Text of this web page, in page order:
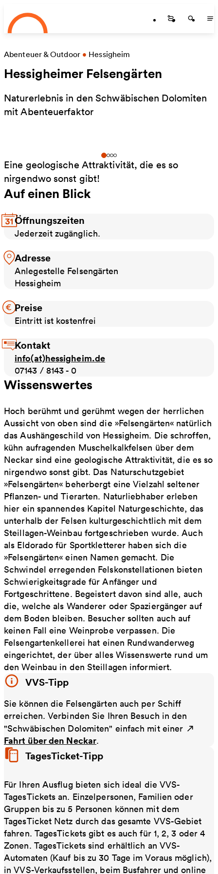
Zum Hauptinhalt springen
Startseite
Abenteuer & Outdoor • Hessigheim
Hessigheimer Felsengärten
Naturerlebnis in den Schwäbischen Dolomiten
mit Abenteuerfaktor
Eine geologische Attraktivität, die es so
nirgendwo sonst gibt!
Auf einen Blick
Öffnungszeiten
Jederzeit zugänglich.
Adresse
Anlegestelle Felsengärten
Hessigheim
Preise
Eintritt ist kostenfrei
Kontakt
info(at)hessigheim.de
07143 / 8143 - 0
Wissenswertes
Hoch berühmt und gerühmt wegen der herrlichen
Aussicht von oben sind die »Felsengärten« natürlich
das Aushängeschild von Hessigheim. Die schroffen,
kühn aufragenden Muschelkalkfelsen über dem
Neckar sind eine geologische Attraktivität, die es so
nirgendwo sonst gibt. Das Naturschutzgebiet
»Felsengärten« beherbergt eine Vielzahl seltener
Pflanzen- und Tierarten. Naturliebhaber erleben
hier ein spannendes Kapitel Naturgeschichte, das
unterhalb der Felsen kulturgeschichtlich mit dem
Steillagen-Weinbau fortgeschrieben wurde. Auch
als Eldorado für Sportkletterer haben sich die
»Felsengärten« einen Namen gemacht. Die
Schwindel erregenden Felskonstellationen bieten
Schwierigkeitsgrade für Anfänger und
Fortgeschrittene. Begeistert davon sind alle, auch
die, welche als Wanderer oder Spaziergänger auf
dem Boden bleiben. Besucher sollten auch auf
keinen Fall eine Weinprobe verpassen. Die
Felsengartenkellerei hat einen Rundwanderweg
eingerichtet, der über alles Wissenswerte rund um
den Weinbau in den Steillagen informiert.
VVS-Tipp
Sie können die Felsengärten auch per Schiff
erreichen. Verbinden Sie Ihren Besuch in den
"Schwäbischen Dolomiten" einfach mit einer
Fahrt über den Neckar.
TagesTicket-Tipp
Für Ihren Ausflug bieten sich ideal die VVS-
TagesTickets an. Einzelpersonen, Familien oder
Gruppen bis zu 5 Personen können mit dem
TagesTicket Netz durch das gesamte VVS-Gebiet
fahren. TagesTickets gibt es auch für 1, 2, 3 oder 4
Zonen. TagesTickets sind erhältlich an VVS-
Automaten (Kauf bis zu 30 Tage im Voraus möglich),
in VVS-Verkaufsstellen, beim Busfahrer und online